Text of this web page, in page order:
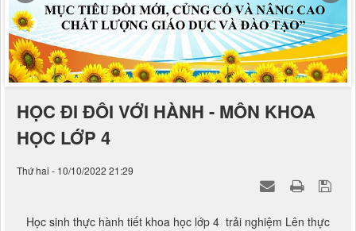
HỌC ĐI ĐÔI VỚI HÀNH - MÔN KHOA
HỌC LỚP 4
Thứ hai - 10/10/2022 21:29
Học sinh thực hành tiết khoa học lớp 4 trải nghiệm Lên thực